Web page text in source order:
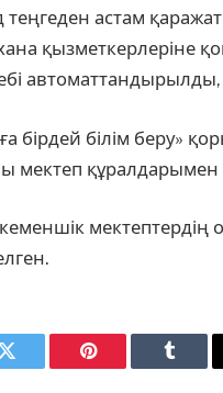
астам
қызметкерлеріне
автоматтандырылды,
білім беру»
мектеп құралдарымен
мектептердің
Twitter Pinterest